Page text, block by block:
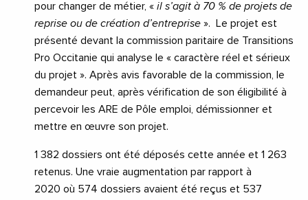
pour changer de métier, « il s’agit à 70 % de projets de
reprise ou de création d’entreprise ». Le projet est
présenté devant la commission paritaire de Transitions
Pro Occitanie qui analyse le « caractère réel et sérieux
du projet ». Après avis favorable de la commission, le
demandeur peut, après vérification de son éligibilité à
percevoir les ARE de Pôle emploi, démissionner et
mettre en œuvre son projet.
1 382 dossiers ont été déposés cette année et 1 263
retenus. Une vraie augmentation par rapport à
2020 où 574 dossiers avaient été reçus et 537